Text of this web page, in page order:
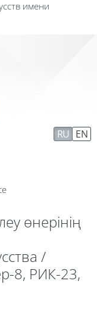
имени
RU EN
өнерінің
/
8, РИК-23,